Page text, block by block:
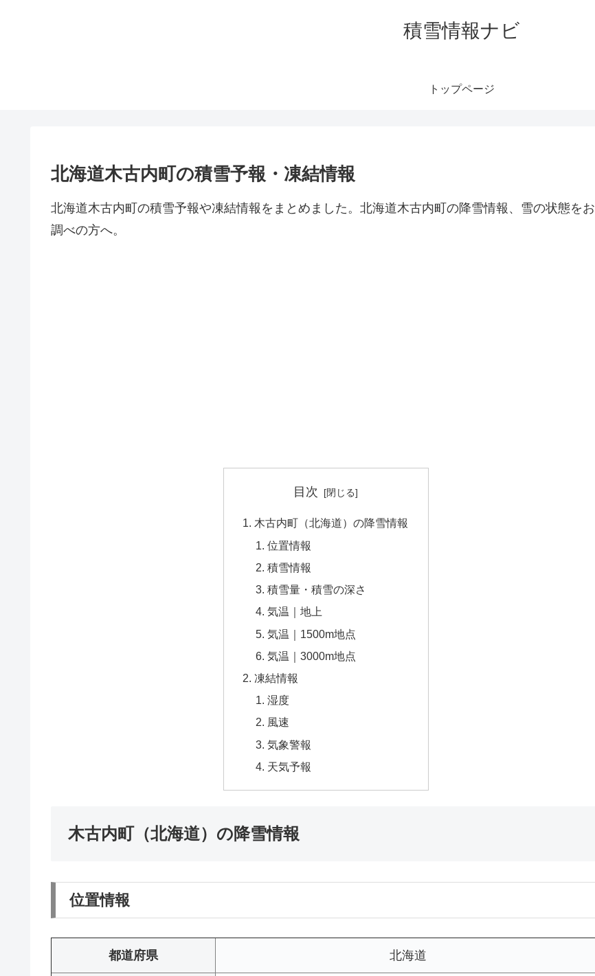
積雪情報ナビ
トップページ
北海道木古内町の積雪予報・凍結情報
北海道木古内町の積雪予報や凍結情報をまとめました。北海道木古内町の降雪情報、雪の状態をお
調べの方へ。
目次
木古内町（北海道）の降雪情報
位置情報
積雪情報
積雪量・積雪の深さ
気温｜地上
気温｜1500m地点
気温｜3000m地点
凍結情報
湿度
風速
気象警報
天気予報
木古内町（北海道）の降雪情報
位置情報
都道府県 北海道